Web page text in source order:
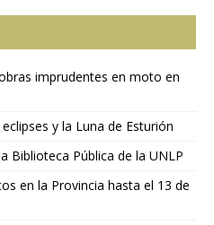
imprudentes en moto en
y la Luna de Esturión
Biblioteca Pública de la UNLP
en la Provincia hasta el 13 de